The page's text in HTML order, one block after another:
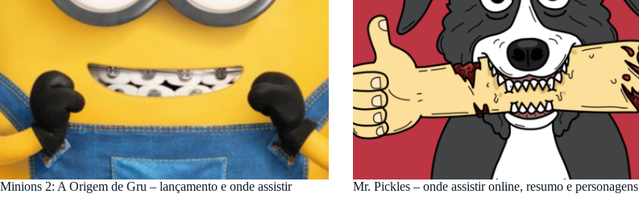
Minions 2: A Origem de Gru – lançamento e onde assistir
Mr. Pickles – onde assistir online, resumo e personagens